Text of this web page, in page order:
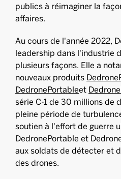
publics à réimaginer la
affaires.
Au cours de l'année 2022,
leadership dans l'industrie
plusieurs façons. Elle a
nouveaux produits
DedronePortableet
série C-1 de 30 millions de
pleine période de
soutien à l'effort de guerre
DedronePortable et
aux soldats de détecter et
des drones.